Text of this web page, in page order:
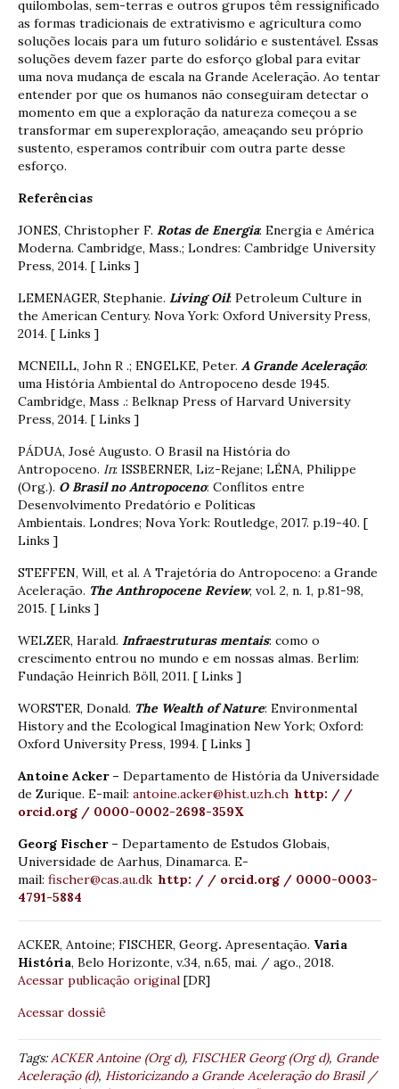
quilombolas, sem-terras e outros grupos têm ressignificado
as formas tradicionais de extrativismo e agricultura como
soluções locais para um futuro solidário e sustentável. Essas
soluções devem fazer parte do esforço global para evitar
uma nova mudança de escala na Grande Aceleração. Ao tentar
entender por que os humanos não conseguiram detectar o
momento em que a exploração da natureza começou a se
transformar em superexploração, ameaçando seu próprio
sustento, esperamos contribuir com outra parte desse
esforço.
Referências
JONES, Christopher F. Rotas de Energia: Energia e América
Moderna. Cambridge, Mass.; Londres: Cambridge University
Press, 2014. [ Links ]
LEMENAGER, Stephanie. Living Oil: Petroleum Culture in
the American Century. Nova York: Oxford University Press,
2014. [ Links ]
MCNEILL, John R .; ENGELKE, Peter. A Grande Aceleração:
uma História Ambiental do Antropoceno desde 1945.
Cambridge, Mass .: Belknap Press of Harvard University
Press, 2014. [ Links ]
PÁDUA, José Augusto. O Brasil na História do
Antropoceno. In: ISSBERNER, Liz-Rejane; LÉNA, Philippe
(Org.). O Brasil no Antropoceno: Conflitos entre
Desenvolvimento Predatório e Políticas
Ambientais. Londres; Nova York: Routledge, 2017. p.19-40. [
Links ]
STEFFEN, Will, et al. A Trajetória do Antropoceno: a Grande
Aceleração. The Anthropocene Review, vol. 2, n. 1, p.81-98,
2015. [ Links ]
WELZER, Harald. Infraestruturas mentais: como o
crescimento entrou no mundo e em nossas almas. Berlim:
Fundação Heinrich Böll, 2011. [ Links ]
WORSTER, Donald. The Wealth of Nature: Environmental
History and the Ecological Imagination New York; Oxford:
Oxford University Press, 1994. [ Links ]
Antoine Acker – Departamento de História da Universidade
de Zurique. E-mail: antoine.acker@hist.uzh.ch http: / /
orcid.org / 0000-0002-2698-359X
Georg Fischer – Departamento de Estudos Globais,
Universidade de Aarhus, Dinamarca. E-
mail: fischer@cas.au.dk http: / / orcid.org / 0000-0003-
4791-5884
ACKER, Antoine; FISCHER, Georg. Apresentação. Varia
História, Belo Horizonte, v.34, n.65, mai. / ago., 2018.
Acessar publicação original [DR]
Acessar dossiê
Tags:ACKER Antoine (Org d), FISCHER Georg (Org d), Grande
Aceleração (d), Historicizando a Grande Aceleração do Brasil /